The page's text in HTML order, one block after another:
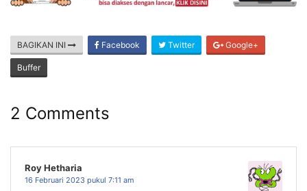
BAGIKAN INI Facebook Twitter Google+
Buffer
2 Comments
Roy Hetharia
16 Februari 2023 pukul 7:11 am